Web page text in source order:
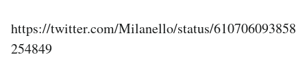
https://twitter.com/Milanello/status/610706093858
254849